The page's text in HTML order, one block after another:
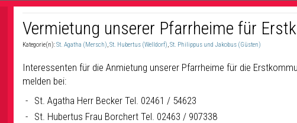
Vermietung unserer Pfarrheime für
Kategorie(n):St. Agatha (Mersch),St. Hubertus (Welldorf),St. Philippus und Jakobus (Güsten)
Interessenten für die Anmietung unserer Pfarrheime für die
melden bei:
St. Agatha Herr Becker Tel. 02461 / 54623
St. Hubertus Frau Borchert Tel. 02463 / 907338